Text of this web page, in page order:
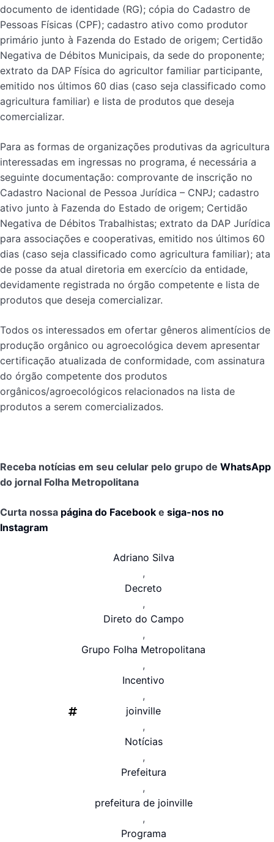
documento de identidade (RG); cópia do Cadastro de
Pessoas Físicas (CPF); cadastro ativo como produtor
primário junto à Fazenda do Estado de origem; Certidão
Negativa de Débitos Municipais, da sede do proponente;
extrato da DAP Física do agricultor familiar participante,
emitido nos últimos 60 dias (caso seja classificado como
agricultura familiar) e lista de produtos que deseja
comercializar.
Para as formas de organizações produtivas da agricultura
interessadas em ingressas no programa, é necessária a
seguinte documentação: comprovante de inscrição no
Cadastro Nacional de Pessoa Jurídica – CNPJ; cadastro
ativo junto à Fazenda do Estado de origem; Certidão
Negativa de Débitos Trabalhistas; extrato da DAP Jurídica
para associações e cooperativas, emitido nos últimos 60
dias (caso seja classificado como agricultura familiar); ata
de posse da atual diretoria em exercício da entidade,
devidamente registrada no órgão competente e lista de
produtos que deseja comercializar.
Todos os interessados em ofertar gêneros alimentícios de
produção orgânico ou agroecológica devem apresentar
certificação atualizada de conformidade, com assinatura
do órgão competente dos produtos
orgânicos/agroecológicos relacionados na lista de
produtos a serem comercializados.
Receba notícias em seu celular pelo grupo de WhatsApp
do jornal Folha Metropolitana
Curta nossa página do Facebook e siga-nos no
Instagram
Adriano Silva
,
Decreto
,
Direto do Campo
,
Grupo Folha Metropolitana
,
Incentivo
,
joinville
,
Notícias
,
Prefeitura
,
prefeitura de joinville
,
Programa